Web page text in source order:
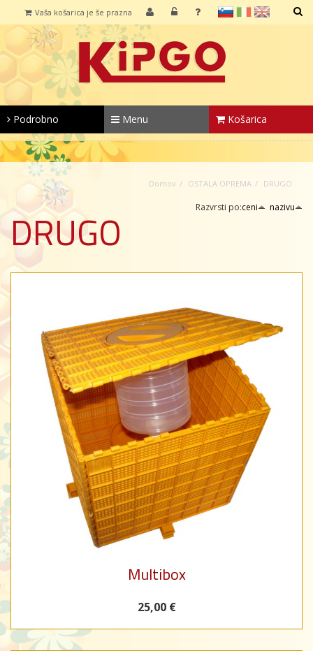
IŠČI
sl it
Vaša košarica je še prazna
Podrobno Menu Košarica
Domov OSTALA OPREMA DRUGO
Razvrsti po:ceni nazivu
DRUGO
Multibox
25,00 €